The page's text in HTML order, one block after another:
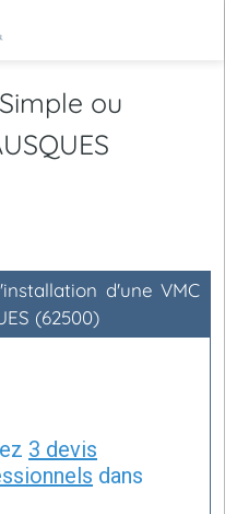
ou
d'une VMC
(62500)
3 devis
dans